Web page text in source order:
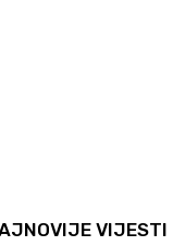
VIJESTI